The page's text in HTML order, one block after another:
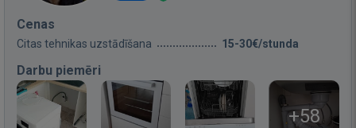
Cenas
Citas tehnikas uzstādīšana 15-30€/stunda
Darbu piemēri
+58